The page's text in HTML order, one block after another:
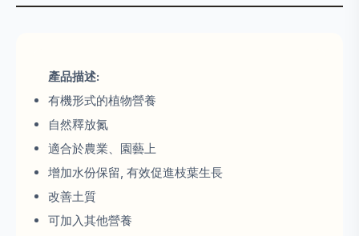
產品描述:
有機形式的植物營養
自然釋放氮
適合於農業、園藝上
增加水份保留, 有效促進枝葉生長
改善土質
可加入其他營養